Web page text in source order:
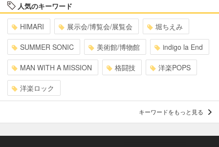
人気のキーワード
HIMARI 展示会/博覧会/展覧会 堀ちえみ
SUMMER SONIC 美術館/博物館 indigo la End
MAN WITH A MISSION 格闘技 洋楽POPS
洋楽ロック
キーワードをもっと見る